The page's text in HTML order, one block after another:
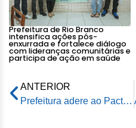
Prefeitura de Rio Branco
intensifica ações pós-
enxurrada e fortalece diálogo
com lideranças comunitárias e
participa de ação em saúde
ANTERIOR
Prefeitura adere ao Pacto Nacional de implementação dos direitos da pessoa idosa